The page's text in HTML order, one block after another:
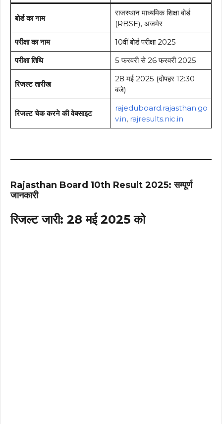
बोर्ड का नाम
राजस्थान माध्यमिक शिक्षा बोर्ड
(RBSE), अजमेर
परीक्षा का नाम
10वीं बोर्ड परीक्षा 2025
परीक्षा तिथि
5 फरवरी से 26 फरवरी 2025
रिजल्ट तारीख
28 मई 2025 (दोपहर 12:30
बजे)
रिजल्ट चेक करने की वेबसाइट
rajeduboard.rajasthan.go
v.in, rajresults.nic.in
Rajasthan Board 10th Result 2025: सम्पूर्ण
जानकारी
रिजल्ट जारी: 28 मई 2025 को